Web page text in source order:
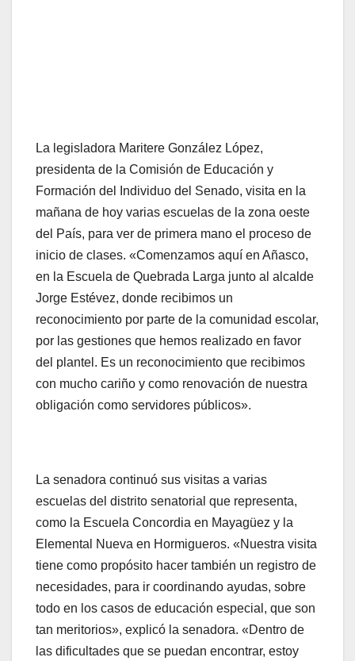
La legisladora Maritere González López,
presidenta de la Comisión de Educación y
Formación del Individuo del Senado, visita en la
mañana de hoy varias escuelas de la zona oeste
del País, para ver de primera mano el proceso de
inicio de clases. «Comenzamos aquí en Añasco,
en la Escuela de Quebrada Larga junto al alcalde
Jorge Estévez, donde recibimos un
reconocimiento por parte de la comunidad escolar,
por las gestiones que hemos realizado en favor
del plantel. Es un reconocimiento que recibimos
con mucho cariño y como renovación de nuestra
obligación como servidores públicos».
La senadora continuó sus visitas a varias
escuelas del distrito senatorial que representa,
como la Escuela Concordia en Mayagüez y la
Elemental Nueva en Hormigueros. «Nuestra visita
tiene como propósito hacer también un registro de
necesidades, para ir coordinando ayudas, sobre
todo en los casos de educación especial, que son
tan meritorios», explicó la senadora. «Dentro de
las dificultades que se puedan encontrar, estoy